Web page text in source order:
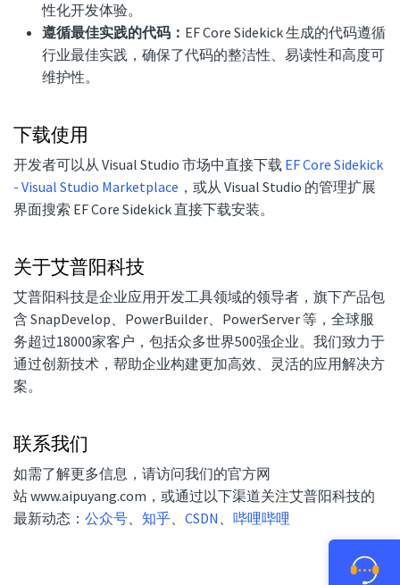
性化开发体验。
遵循最佳实践的代码： EF Core Sidekick 生成的代码遵循
行业最佳实践，确保了代码的整洁性、易读性和高度可
维护性。
下载使用
开发者可以从 Visual Studio 市场中直接下载 EF Core Sidekick
- Visual Studio Marketplace ，或从 Visual Studio 的管理扩展
界面搜索 EF Core Sidekick 直接下载安装。
关于艾普阳科技
艾普阳科技是企业应用开发工具领域的领导者，旗下产品包
含 SnapDevelop、PowerBuilder、PowerServer 等，全球服
务超过18000家客户，包括众多世界500强企业。我们致力于
通过创新技术，帮助企业构建更加高效、灵活的应用解决方
案。
联系我们
如需了解更多信息，请访问我们的官方网
站www.aipuyang.com ，或通过以下渠道关注艾普阳科技的
最新动态： 公众号、 知乎、 CSDN 、 哔哩哔哩